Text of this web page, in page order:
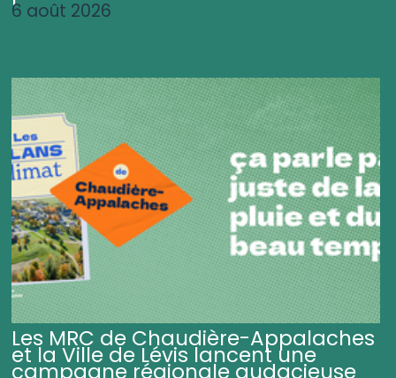
6 août 2026
Les MRC de Chaudière-Appalaches
et la Ville de Lévis lancent une
campagne régionale audacieuse